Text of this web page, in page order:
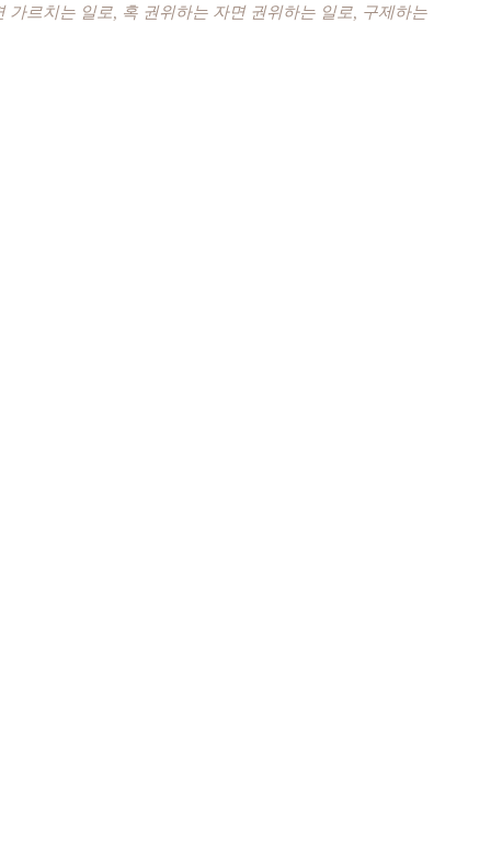
르치는 일로, 혹 권위하는 자면 권위하는 일로, 구제하는